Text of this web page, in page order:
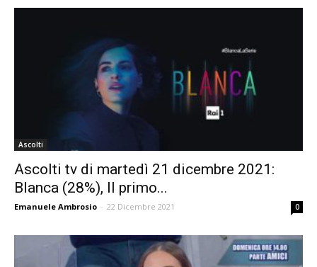
Ascolti
Ascolti tv di martedì 21 dicembre 2021:
Blanca (28%), Il primo...
Emanuele Ambrosio - 22 Dicembre 2021 0